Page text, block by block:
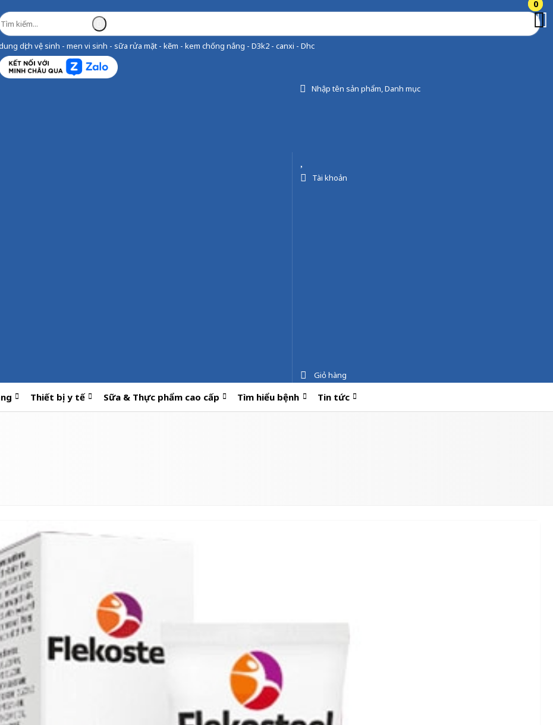
dịch vệ sinh - men vi sinh - sữa rửa mặt - kẽm - kem chống nắng - D3k2 - canxi - Dhc
Nhập tên sản phẩm, Danh mục
0
Tài khoản
0
Giỏ hàng
Thiết bị y tế Sữa & Thực phẩm cao cấp Tìm hiểu bệnh Tin tức